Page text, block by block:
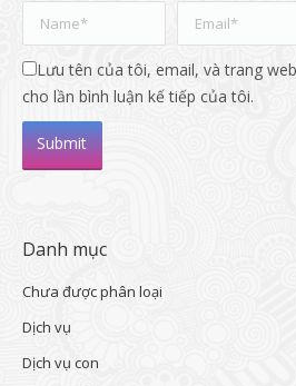
Name * Email *
Lưu tên của tôi, email, và trang
cho lần bình luận kế tiếp của tôi.
Submit
Danh mục
Chưa được phân loại
Dịch vụ
Dịch vụ con